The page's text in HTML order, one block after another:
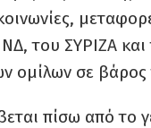
του ΣΥΡΙΖΑ
ομίλων σε
πίσω από το